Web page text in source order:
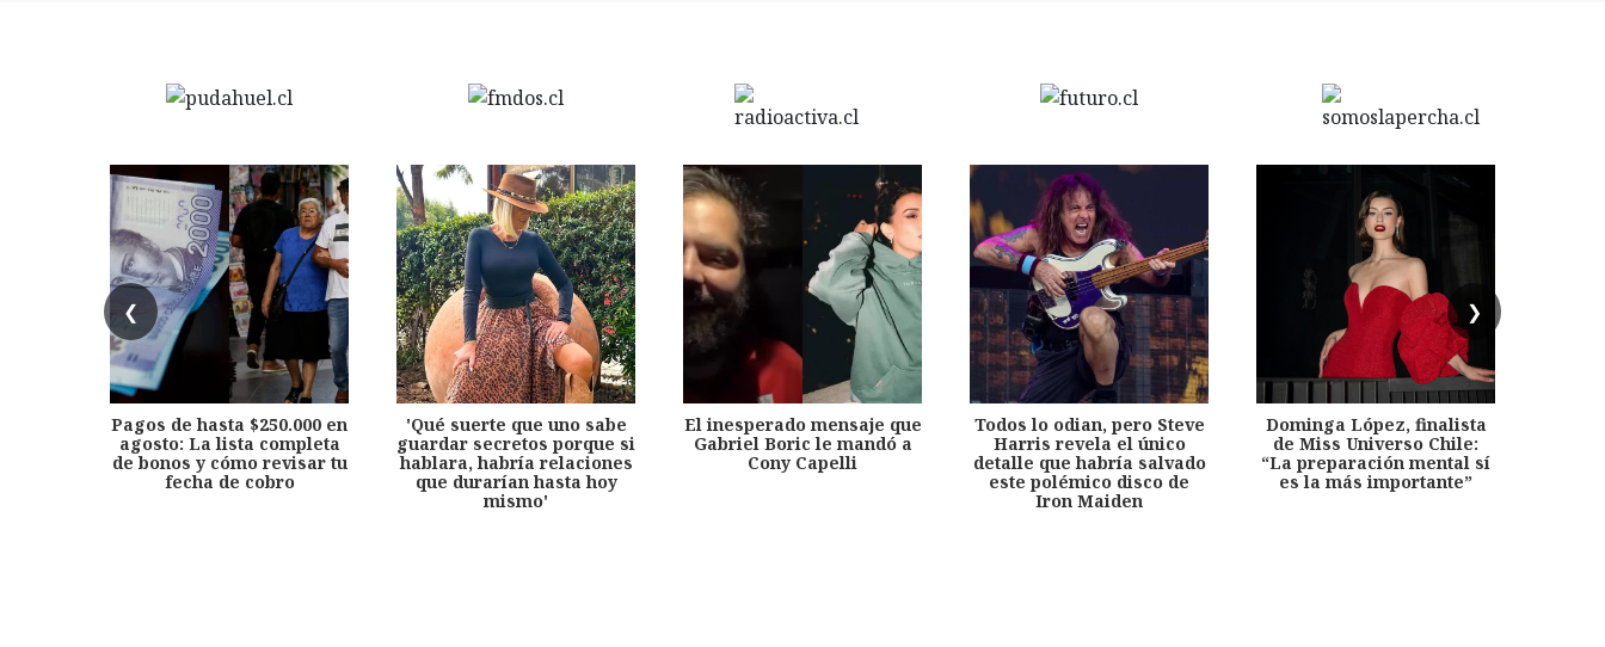
❮ ❯
Pagos de hasta $250.000 en
agosto: La lista completa
de bonos y cómo revisar tu
fecha de cobro
'Qué suerte que uno sabe
guardar secretos porque si
hablara, habría relaciones
que durarían hasta hoy
mismo'
El inesperado mensaje que
Gabriel Boric le mandó a
Cony Capelli
Todos lo odian, pero Steve
Harris revela el único
detalle que habría salvado
este polémico disco de
Iron Maiden
Dominga López, finalista
de Miss Universo Chile:
“La preparación mental sí
es la más importante”